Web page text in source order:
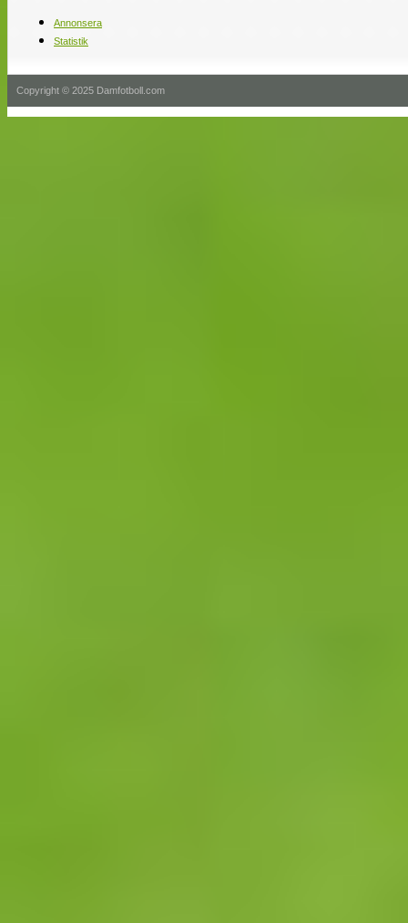
Annonsera
Statistik
Copyright © 2025 Damfotboll.com